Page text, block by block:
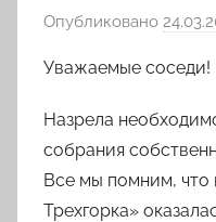
Опубликовано
Уважаемые соседи!
Назрела
собрания
Все мы помним, что
Трехгорка»